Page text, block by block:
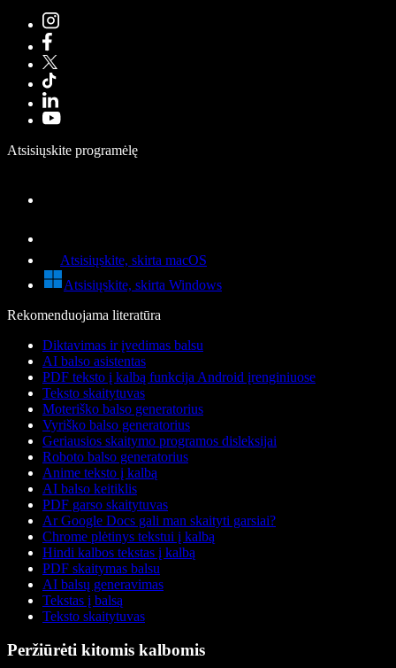
Atsisiųskite programėlę
Atsisiųskite, skirta macOS
Atsisiųskite, skirta Windows
Rekomenduojama literatūra
Diktavimas ir įvedimas balsu
AI balso asistentas
PDF teksto į kalbą funkcija Android įrenginiuose
Teksto skaitytuvas
Moteriško balso generatorius
Vyriško balso generatorius
Geriausios skaitymo programos disleksijai
Roboto balso generatorius
Anime teksto į kalbą
AI balso keitiklis
PDF garso skaitytuvas
Ar Google Docs gali man skaityti garsiai?
Chrome plėtinys tekstui į kalbą
Hindi kalbos tekstas į kalbą
PDF skaitymas balsu
AI balsų generavimas
Tekstas į balsą
Teksto skaitytuvas
Peržiūrėti kitomis kalbomis